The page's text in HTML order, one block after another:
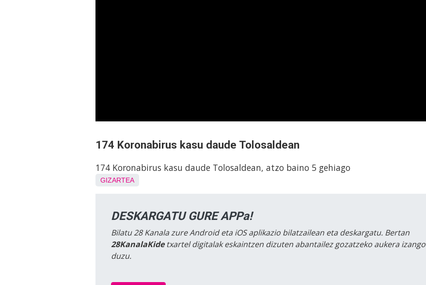
174 Koronabirus kasu daude Tolosaldean
174 Koronabirus kasu daude Tolosaldean, atzo baino 5 gehiago
GIZARTEA
DESKARGATU GURE APPa!
Bilatu 28 Kanala zure Android eta iOS aplikazio bilatzailean eta deskargatu. Bertan
28KanalaKidetxartel digitalak eskaintzen dizuten abantailez gozatzeko aukera izango
duzu.